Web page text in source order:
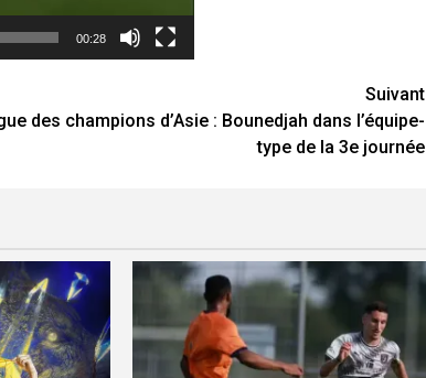
00:28
Suivant
des champions d’Asie : Bounedjah dans l’équipe-
type de la 3e journée